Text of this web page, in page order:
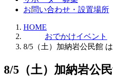
お問い合わせ・設置場所
HOME
おでかけイベント
8/5（土）加納岩公民館
8/5（土）加納岩公